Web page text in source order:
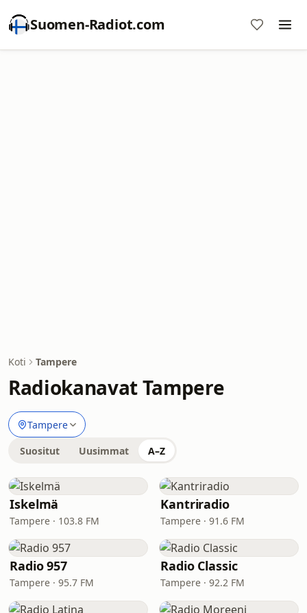
Suomen-Radiot.com
Koti Tampere
Radiokanavat Tampere
Tampere
Suositut Uusimmat A–Z
Iskelmä
Tampere · 103.8 FM
Kantriradio
Tampere · 91.6 FM
Radio 957
Tampere · 95.7 FM
Radio Classic
Tampere · 92.2 FM